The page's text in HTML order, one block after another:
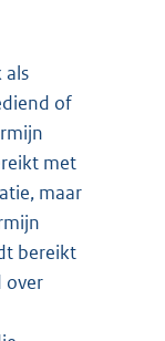
als
of
met
maar
bereikt
over